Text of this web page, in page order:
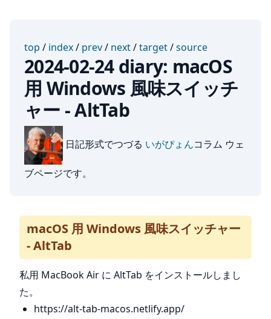
top / index/ prev/ next/target/source
2024-02-24 diary: macOS
用 Windows 風味スイッチ
ャー - AltTab
日記形式でつづる いがぴょんコラム ウェ
ブページです。
macOS 用 Windows 風味スイッチャー
- AltTab
私用 MacBook Air に AltTab をインストールしまし
た。
https://alt-tab-macos.netlify.app/